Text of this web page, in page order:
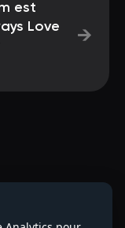
est
Love
→